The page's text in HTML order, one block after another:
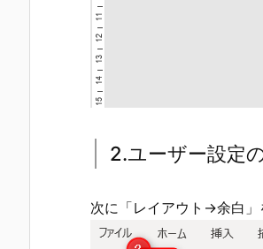
2.ユーザー設定
次に「レイアウト→余白」